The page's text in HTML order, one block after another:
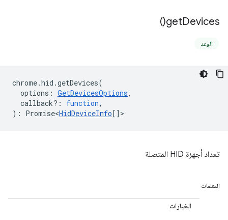
getDevices(
)
الوعد
chrome.hid .getDevices(
options : GetDevicesOptions,
callback? : function,
) : Promise<HidDeviceInfo[] >
تعداد أجهزة HID المتصلة
المعلمات
الخيارات